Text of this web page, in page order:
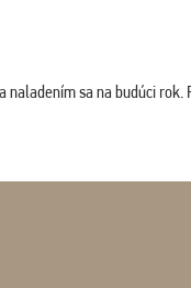
sa na budúci rok.